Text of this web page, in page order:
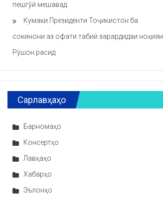
пешгӯӣ мешавад
Кумаки Президенти Тоҷикистон ба
сокинони аз офати табиӣ зарардидаи ноҳияи
Рӯшон расид
Сарлавҳаҳо
Барномаҳо
Консертҳо
Лавҳаҳо
Хабарҳо
Эълонҳо